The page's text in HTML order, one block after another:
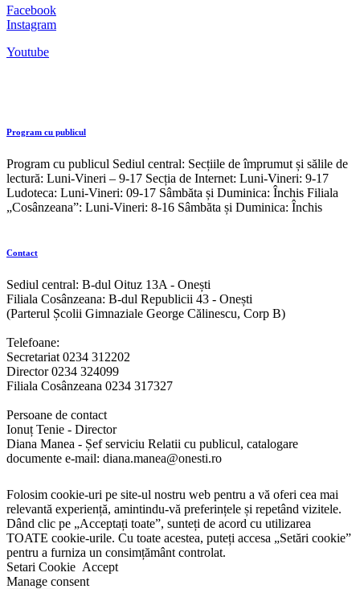
Facebook
Instagram
Youtube
Program cu publicul
Program cu publicul Sediul central: Secțiile de împrumut și sălile de
lectură: Luni-Vineri – 9-17 Secția de Internet: Luni-Vineri: 9-17
Ludoteca: Luni-Vineri: 09-17 Sâmbăta și Duminica: Închis Filiala
„Cosânzeana”: Luni-Vineri: 8-16 Sâmbăta și Duminica: Închis
Contact
Sediul central: B-dul Oituz 13A - Onești
Filiala Cosânzeana: B-dul Republicii 43 - Onești
(Parterul Școlii Gimnaziale George Călinescu, Corp B)
Telefoane:
Secretariat 0234 312202
Director 0234 324099
Filiala Cosânzeana 0234 317327
Persoane de contact
Ionuț Tenie - Director
Diana Manea - Șef serviciu Relatii cu publicul, catalogare
documente e-mail: diana.manea@onesti.ro
Folosim cookie-uri pe site-ul nostru web pentru a vă oferi cea mai
relevantă experiență, amintindu-vă preferințele și repetând vizitele.
Dând clic pe „Acceptați toate”, sunteți de acord cu utilizarea
TOATE cookie-urile. Cu toate acestea, puteți accesa „Setări cookie”
pentru a furniza un consimțământ controlat.
Setari Cookie Accept
Manage consent